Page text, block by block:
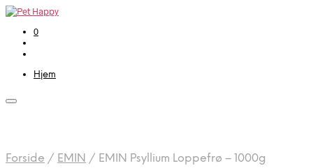
0
Hjem
Forside / EMIN / EMIN Psyllium Loppefrø – 1000g